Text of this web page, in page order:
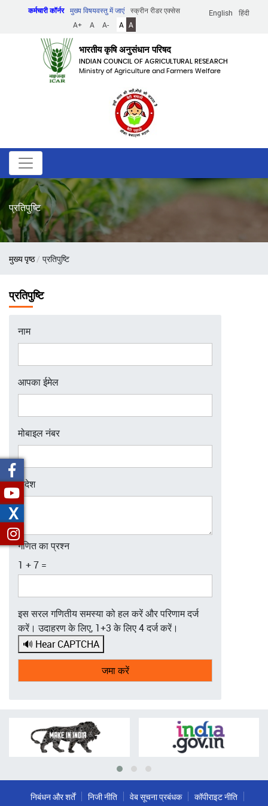
English हिंदी
कर्मचारी कॉर्नर मुख्य विषयवस्तु में जाएं
स्क्रीन रीडर एक्सेस
A+
A A- A A
भारतीय कृषि अनुसंधान परिषद
INDIAN COUNCIL OF AGRICULTURAL RESEARCH
Ministry of Agriculture and Farmers Welfare
प्रतिपुष्टि
पग
मुख्य पृष्ठ प्रतिपुष्टि
प्रतिपुष्टि
नाम
आपका ईमेल
मोबाइल नंबर
संदेश
गणित का प्रश्न
1 + 7 =
इस सरल गणितीय समस्या को हल करें और परिणाम दर्ज
करें। उदाहरण के लिए, 1+3 के लिए 4 दर्ज करें।
🔊 Hear CAPTCHA
निबंधन और शर्तें निजी नीति वेब सूचना प्रबंधक
कॉपीराइट नीति
X